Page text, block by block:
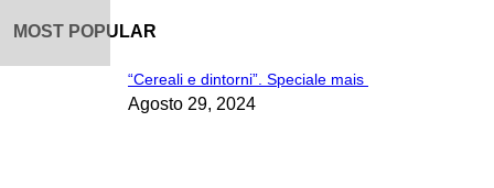
MOST POPULAR
“Cereali e dintorni”. Speciale mais
Agosto 29, 2024